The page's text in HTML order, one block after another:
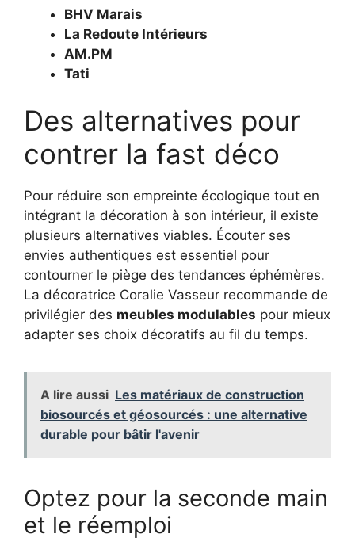
BHV Marais
La Redoute Intérieurs
AM.PM
Tati
Des alternatives pour
contrer la fast déco
Pour réduire son empreinte écologique tout en
intégrant la décoration à son intérieur, il existe
plusieurs alternatives viables. Écouter ses
envies authentiques est essentiel pour
contourner le piège des tendances éphémères.
La décoratrice Coralie Vasseur recommande de
privilégier des meubles modulables pour mieux
adapter ses choix décoratifs au fil du temps.
A lire aussi Les matériaux de construction
biosourcés et géosourcés : une alternative
durable pour bâtir l'avenir
Optez pour la seconde main
et le réemploi